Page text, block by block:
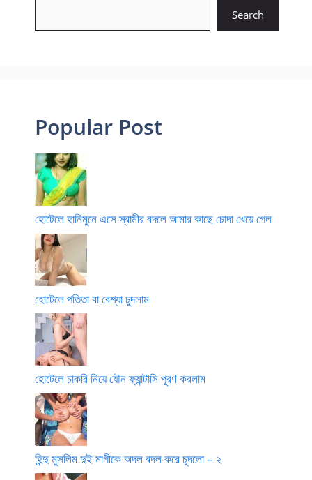
Search
Popular Post
হোটেলে হানিমুনে এসে স্বামীর বদলে আমার কাছে চোদা খেয়ে গেল
হোটেলে পতিতা বা বেশ্যা চুদলাম
হোটেলে চাকরি নিয়ে যৌন ফ্যান্টাসি পূরণ করলাম
হিন্দু মুসলিম দুই মাগীকে অদল বদল করে চুদলো – ২